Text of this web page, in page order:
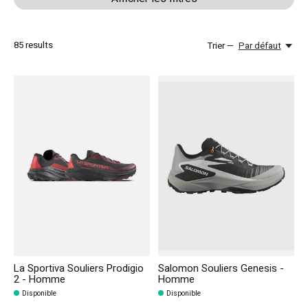
85results Trier — Par défaut
La Sportiva Souliers Prodigio
2 - Homme
Disponible
Salomon Souliers Genesis -
Homme
Disponible